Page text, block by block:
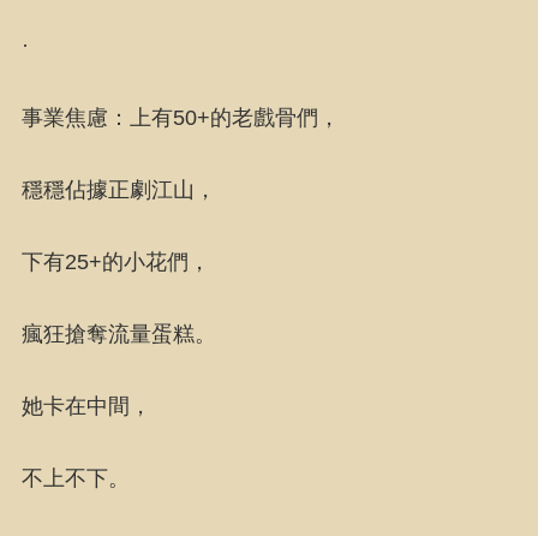
·
事業焦慮：上有50+的老戲骨們，
穩穩佔據正劇江山，
下有25+的小花們，
瘋狂搶奪流量蛋糕。
她卡在中間，
不上不下。